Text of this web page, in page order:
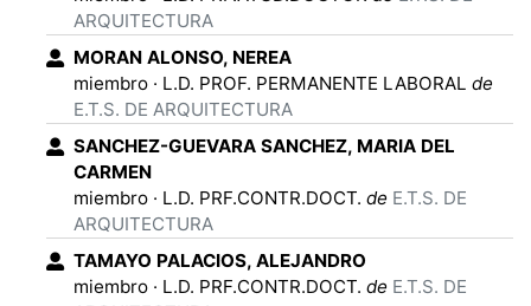
ARQUITECTURA
MORAN ALONSO, NEREA
miembro · L.D. PROF. PERMANENTE LABORAL de
E.T.S. DE ARQUITECTURA
SANCHEZ-GUEVARA SANCHEZ, MARIA DEL
CARMEN
miembro · L.D. PRF.CONTR.DOCT. de E.T.S. DE
ARQUITECTURA
TAMAYO PALACIOS, ALEJANDRO
miembro · L.D. PRF.CONTR.DOCT. de E.T.S. DE